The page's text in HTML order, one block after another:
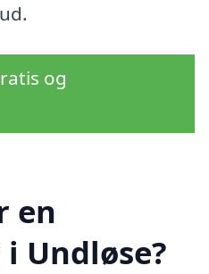
og
en
Undløse?